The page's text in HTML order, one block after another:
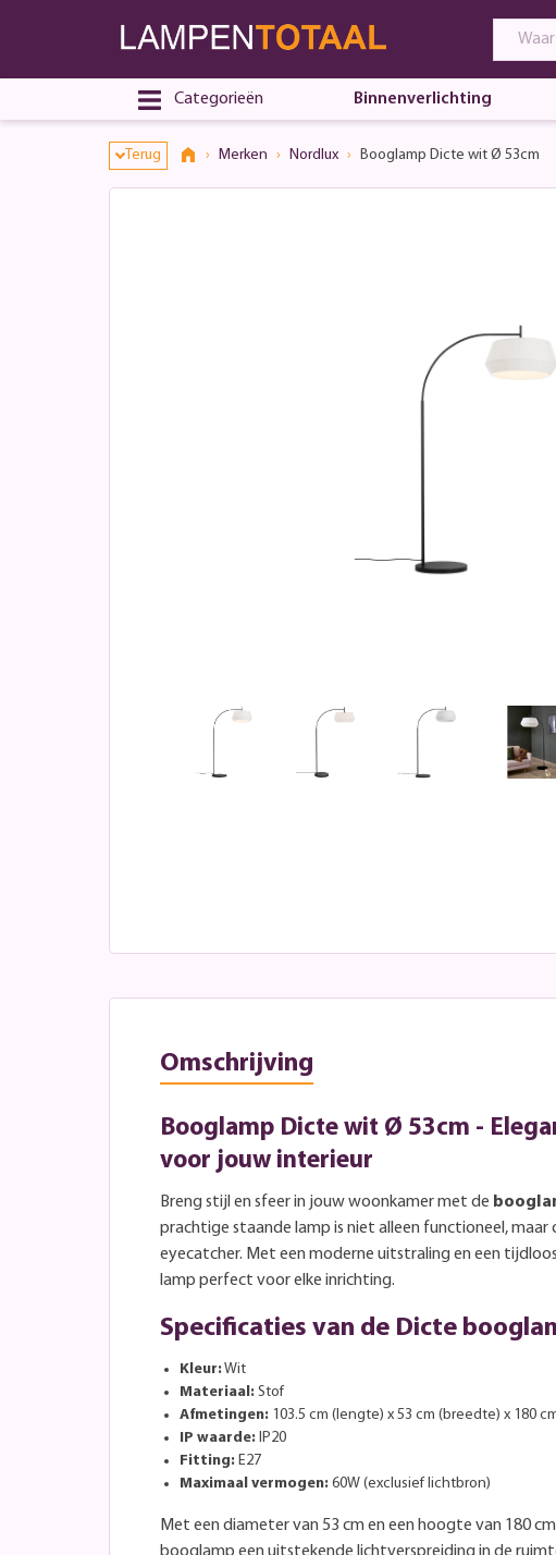
Categorieën Binnenverlichting
Terug Merken Nordlux Booglamp Dicte wit Ø 53cm
Omschrijving
Booglamp Dicte wit Ø 53cm -
voor jouw interieur
Breng stijl en sfeer in jouw woonkamer met de
prachtige staande lamp is niet alleen functioneel, maar
eyecatcher. Met een moderne uitstraling en een
lamp perfect voor elke inrichting.
Specificaties van de Dicte
Kleur:Wit
Materiaal: Stof
Afmetingen: 103.5 cm (lengte) x 53 cm (breedte) x 180
IP waarde: IP20
Fitting: E27
Maximaal vermogen: 60W (exclusief lichtbron)
Met een diameter van 53 cm en een hoogte van 180
booglamp een uitstekende lichtverspreiding in de